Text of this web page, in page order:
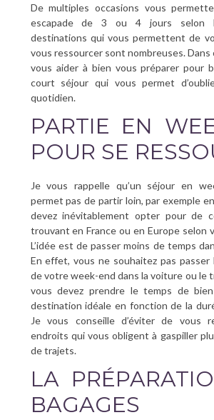
De multiples occasions vous
escapade de 3 ou 4 jours selon
destinations qui vous permettent de
vous ressourcer sont nombreuses. Dans
vous aider à bien vous préparer pour
court séjour qui vous permet
quotidien.
PARTIE EN
POUR SE
Je vous rappelle qu’un séjour en
permet pas de partir loin, par exemple
devez inévitablement opter pour de
trouvant en France ou en Europe selon
L’idée est de passer moins de temps
En effet, vous ne souhaitez pas passer
de votre week-end dans la voiture ou le
vous devez prendre le temps de
destination idéale en fonction de la
Je vous conseille d’éviter de vous
endroits qui vous obligent à gaspiller
de trajets.
LA
BAGAGES